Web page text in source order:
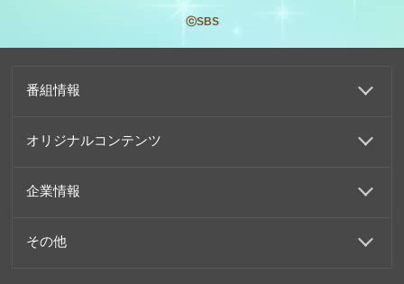
ⓒSBS
番組情報
オリジナルコンテンツ
企業情報
その他